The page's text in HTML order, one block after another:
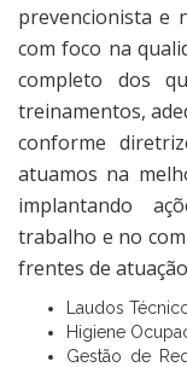
prevencionista e
com foco na
completo dos
treinamentos,
conforme
atuamos na
implantando
trabalho e no
frentes de
Laudos
Higiene
Gestão de